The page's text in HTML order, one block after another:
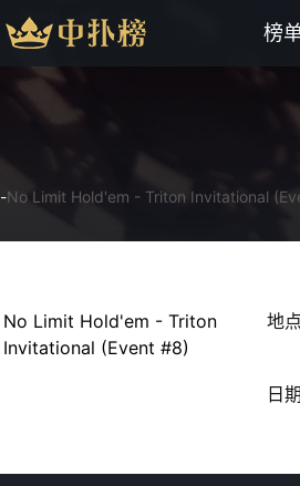
榜
-No Limit Hold'em - Triton Invitational
No Limit Hold'em - Triton
Invitational (Event #8)
地
日